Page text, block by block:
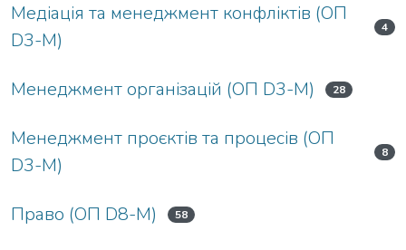
Медіація та менеджмент конфліктів (ОП
D3-М)
4
Менеджмент організацій (ОП D3-М) 28
Менеджмент проєктів та процесів (ОП
D3-М)
8
Право (ОП D8-М) 58